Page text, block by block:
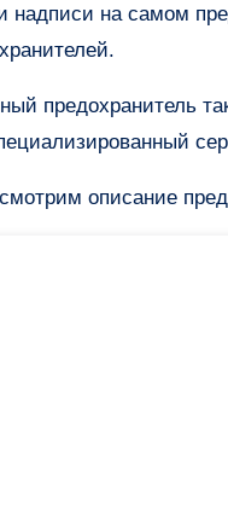
надписи на самом
предохранитель
описание